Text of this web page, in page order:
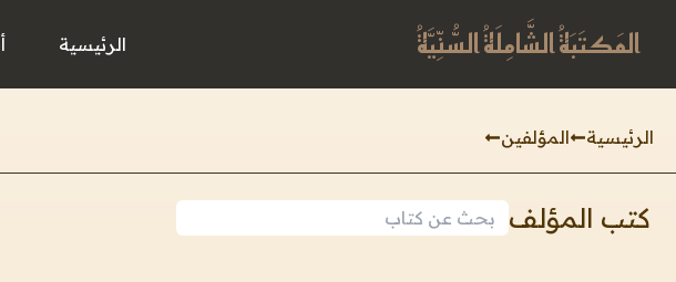
المَكتَبَةُ الشَّامِلَةُ السُّنِّيَّةُ الرئيسية
الرئيسية المؤلفين
كتب المؤلف